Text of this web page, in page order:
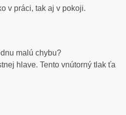
v práci, tak aj v pokoji.
malú chybu?
hlave. Tento vnútorný tlak ťa